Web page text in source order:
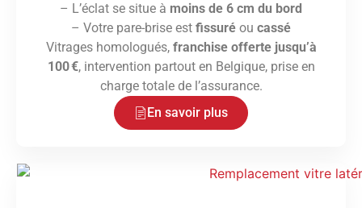
– L’éclat se situe à moins de 6 cm du bord
– Votre pare-brise est fissuré ou cassé
Vitrages homologués, franchise offerte jusqu’à
100 €, intervention partout en Belgique, prise en
charge totale de l’assurance.
En savoir plus